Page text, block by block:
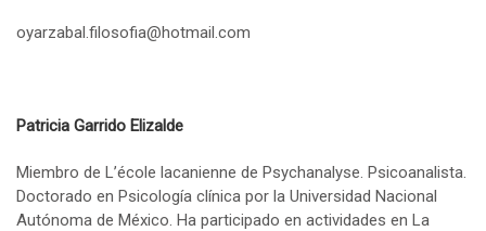
oyarzabal.filosofia@hotmail.com
Patricia Garrido Elizalde
Miembro de L’école lacanienne de Psychanalyse. Psicoanalista.
Doctorado en Psicología clínica por la Universidad Nacional
Autónoma de México. Ha participado en actividades en La